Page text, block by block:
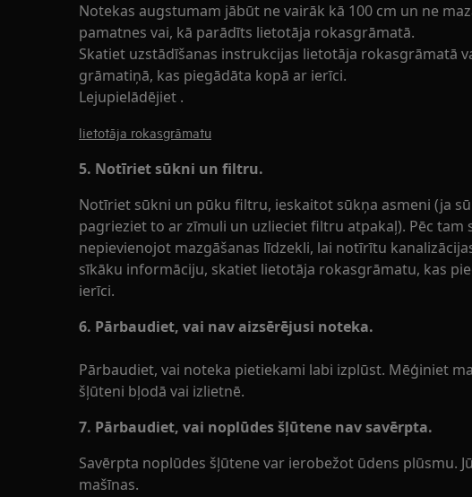
Notekas augstumam jābūt ne vairāk kā 100 cm un ne
pamatnes vai, kā parādīts lietotāja rokasgrāmatā.
Skatiet uzstādīšanas instrukcijas lietotāja rokasgrāmatā
grāmatiņā, kas piegādāta kopā ar ierīci.
Lejupielādējiet .
lietotāja rokasgrāmatu
5. Notīriet sūkni un filtru.
Notīriet sūkni un pūku filtru, ieskaitot sūkņa asmeni (ja
pagrieziet to ar zīmuli un uzlieciet filtru atpakaļ). Pēc tam
nepievienojot mazgāšanas līdzekli, lai notīrītu
sīkāku informāciju, skatiet lietotāja rokasgrāmatu, kas
ierīci.
6. Pārbaudiet, vai nav aizsērējusi noteka.
Pārbaudiet, vai noteka pietiekami labi izplūst. Mēģiniet
šļūteni bļodā vai izlietnē.
7. Pārbaudiet, vai noplūdes šļūtene nav savērpta.
Savērpta noplūdes šļūtene var ierobežot ūdens plūsmu.
mašīnas.